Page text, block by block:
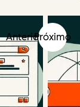
AnteriorPróximo